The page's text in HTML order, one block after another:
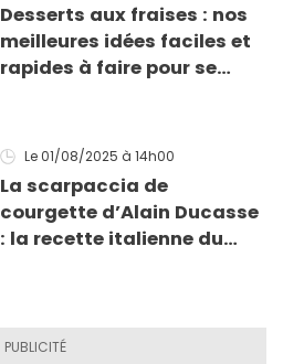
Desserts aux fraises : nos
meilleures idées faciles et
rapides à faire pour se
Le 01/08/2025 à 14h00
La scarpaccia de
courgette d’Alain Ducasse
: la recette italienne du